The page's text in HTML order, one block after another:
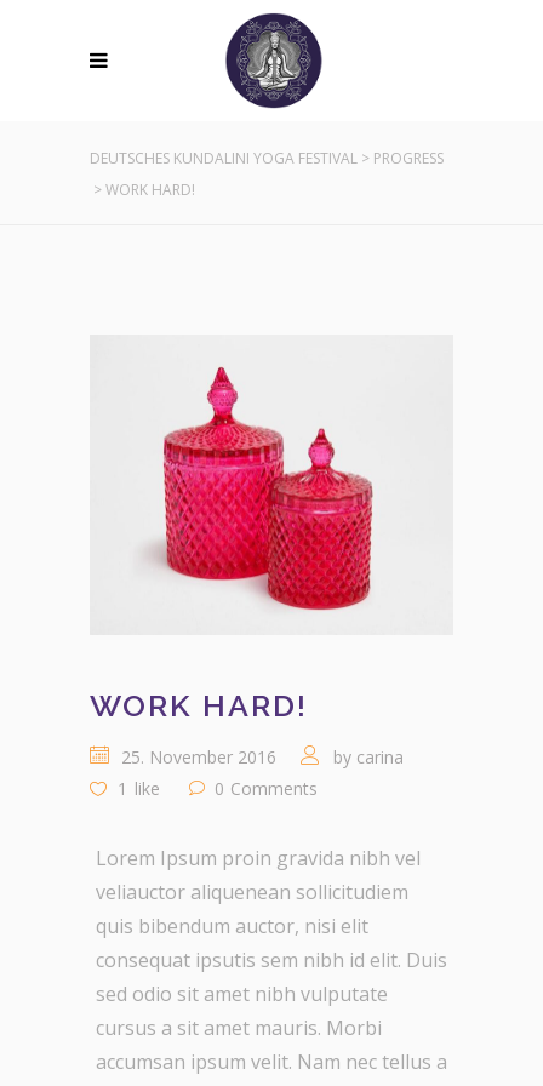
DEUTSCHES KUNDALINI YOGA FESTIVAL > PROGRESS
>WORK HARD!
WORK HARD!
25. November 2016 by carina
1 like 0 Comments
Lorem Ipsum proin gravida nibh vel
veliauctor aliquenean sollicitudiem
quis bibendum auctor, nisi elit
consequat ipsutis sem nibh id elit. Duis
sed odio sit amet nibh vulputate
cursus a sit amet mauris. Morbi
accumsan ipsum velit. Nam nec tellus a